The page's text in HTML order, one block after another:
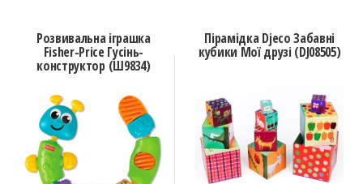
Розвивальна іграшка
Fisher-Price Гусінь-
конструктор (Ш9834)
Пірамідка Djeco Забавні
кубики Мої друзі (DJ08505)